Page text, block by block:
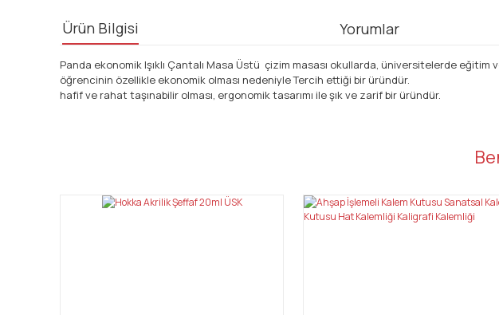
Ürün Bilgisi Yorumlar
Panda ekonomik Işıklı Çantalı Masa Üstü çizim masası okullarda, üniversitelerde eğitim
öğrencinin özellikle ekonomik olması nedeniyle Tercih ettiği bir üründür.
hafif ve rahat taşınabilir olması, ergonomik tasarımı ile şık ve zarif bir üründür.
Bu ürünün fiyat bilgisi, resim, ürün açıklamalarında ve diğer konularda yetersiz
Ürün resmi kalitesiz, bozuk veya görüntülenemiyor.